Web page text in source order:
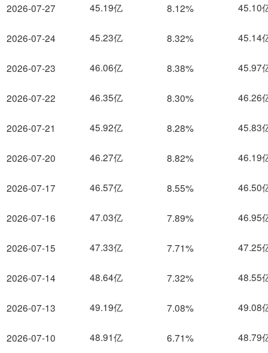
2026-07-27
2026-07-24
2026-07-23
2026-07-22
2026-07-21
2026-07-20
2026-07-17
2026-07-16
2026-07-15
2026-07-14
2026-07-13
2026-07-10
45.19亿 8.12% 45.10
45.23亿 8.32% 45.14
46.06亿 8.38% 45.97
46.35亿 8.30% 46.26
45.92亿 8.28% 45.83
46.27亿 8.82% 46.19
46.57亿 8.55% 46.50
47.03亿 7.89% 46.95
47.33亿 7.71% 47.25
48.64亿 7.32% 48.55
49.19亿 7.08% 49.08
48.91亿 6.71% 48.79